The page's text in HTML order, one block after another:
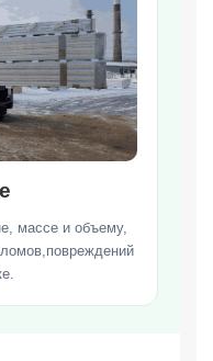
массе и объему,